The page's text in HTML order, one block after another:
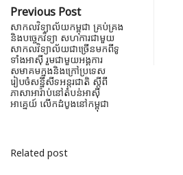
Previous Post
សាកលវិទ្យាល័យកម្ពុជា គ្រប់គ្រង
និងបច្ចេកវិទ្យា សហការជាមួយ
សាកលវិទ្យាល័យជាច្រើនមកពីទូ
ទាំងអាស៊ី រួមជាមួយអង្គការ
សមាគមក្នុងនិងក្រៅប្រទេស
រៀបចំសន្និសីទអន្តរជាតិ ស្តីពី
ភាសាអារ៉ាប់នៅតំបន់អាស៊ី
អាគ្នេយ៍ លើកដំបូងនៅកម្ពុជា
Related post